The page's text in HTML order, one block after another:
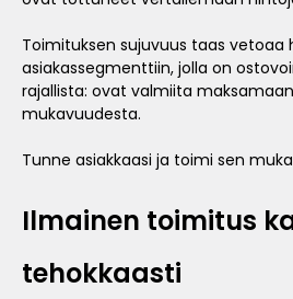
Toimituksen sujuvuus taas
asiakassegmenttiin, jolla on
rajallista: ovat valmiita
mukavuudesta.
Tunne asiakkaasi ja toimi sen
Ilmainen toimitus
tehokkaasti